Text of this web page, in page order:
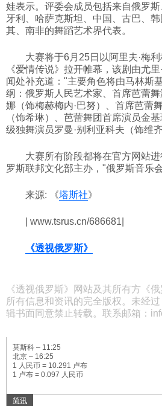
旅游
视听
娃表示。评委会成员包括来自俄罗
牙利、哈萨克斯坦、中国、古巴、
其、南非的舞蹈艺术界代表。
大赛将于6月25日以阿里夫·梅
《爱情传说》拉开帷幕，该剧由尤
闻处补充道："主要角色将由马林斯
纲：俄罗斯人民艺术家、首席芭蕾
娜（饰梅赫梅内·巴努）、首席芭蕾
（饰希琳）、芭蕾舞团首席演员金
级独舞演员罗曼·别利亚科夫（饰维
大赛所有阶段都将在官方网站
罗斯联邦文化部主办，"俄罗斯音乐
来源: 《塔斯社》
| www.tsrus.cn/686681|
《透视俄罗斯》
《透视俄罗斯》网站及其所有方《
所有信息和资讯的完全版权。未经
辑书面同意禁止转载。联系邮箱：
莫斯科 – 11:25
北京 – 16:25
1 人民币 = 10.291 卢布
1 卢布 = 0.097 人民币
简讯